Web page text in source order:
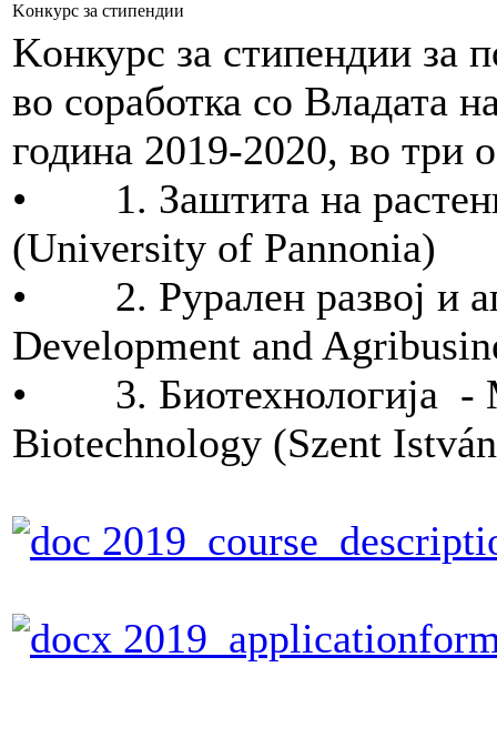
Kонкурс за стипендии
Kонкурс за стипендии за
во соработка со Владата
година 2019-2020, во три
• 1. Заштита на
(University of Pannonia)
• 2. Рурален развој и
Development and
• 3. Биотехнологија -
Biotechnology (Szent